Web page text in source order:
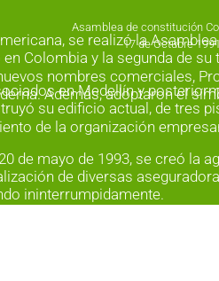
se realizó la
en Colombia y la segunda de
en Medellín y
su edificio actual, de
de mayo de 1993, se creó la
de diversas
ininterrumpidamente.
Asamblea de constitución
17 de Octubre 1991
nombres comerciales,
Además, adoptaron el
de la organización